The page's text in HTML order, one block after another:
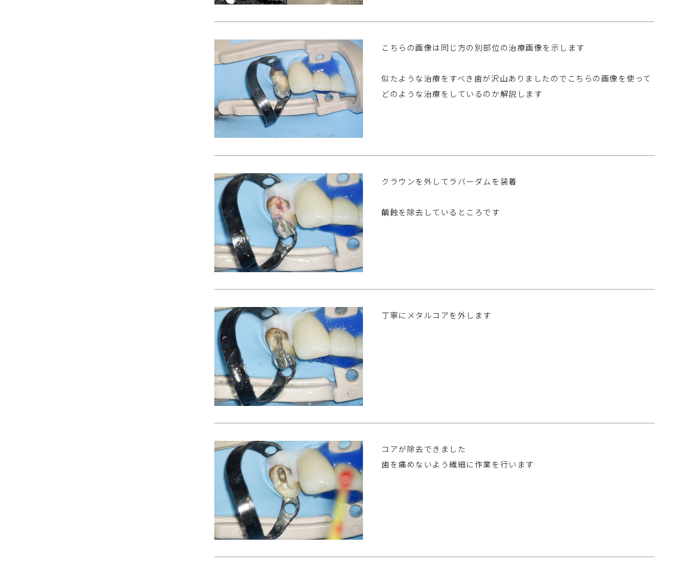
こちらの画像は同じ方の別部位の治療画像を示します
似たような治療をすべき歯が沢山ありましたのでこちらの画像を使って
どのような治療をしているのか解説します
クラウンを外してラバーダムを装着
齲蝕を除去しているところです
丁寧にメタルコアを外します
コアが除去できました
歯を痛めないよう繊細に作業を行います